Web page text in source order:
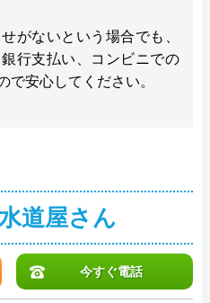
がないという場合でも、
行支払い、コンビニでの
で安心してください。
道屋さん
今すぐ電話